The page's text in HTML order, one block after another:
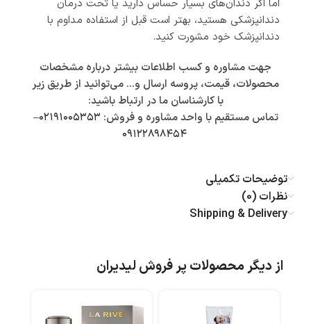
اما اگر دندان‌های بسیار حساس دارید یا تحت درمان
دندانپزشکی هستید، بهتر است قبل از استفاده مداوم با
دندانپزشک خود مشورت کنید.
جهت مشاوره و کسب اطلاعات بیشتر درباره مشخصات
محصولات، قیمت، پروسه ارسال و… می‌توانید از طریق زیر
با کارشناسان ما در ارتباط باشید:
تماس مستقیم با واحد مشاوره و فروش: ۰۲۱۹۱۰۰۵۳۵۳–
۰۹۱۲۲۸۹۸۴۵۴
توضیحات تکمیلی
نظرات (0)
Shipping & Delivery
از دیگر محصولات پر فروش لیدیران